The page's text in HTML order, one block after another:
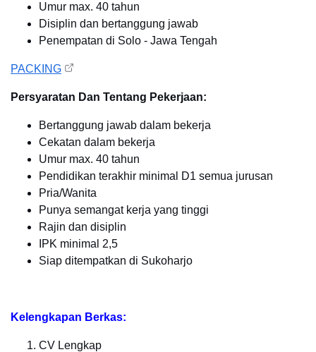
Umur max. 40 tahun
Disiplin dan bertanggung jawab
Penempatan di Solo - Jawa Tengah
PACKING
Persyaratan Dan Tentang Pekerjaan:
Bertanggung jawab dalam bekerja
Cekatan dalam bekerja
Umur max. 40 tahun
Pendidikan terakhir minimal D1 semua jurusan
Pria/Wanita
Punya semangat kerja yang tinggi
Rajin dan disiplin
IPK minimal 2,5
Siap ditempatkan di Sukoharjo
Kelengkapan Berkas:
CV Lengkap